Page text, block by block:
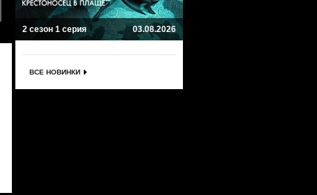
2 сезон 1 серия 03.08.2026
ВСЕ НОВИНКИ